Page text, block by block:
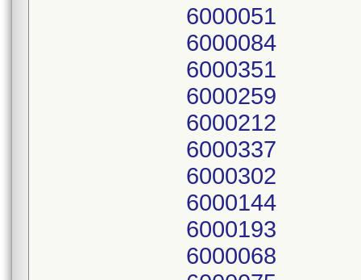
6000051
6000084
6000351
6000259
6000212
6000337
6000302
6000144
6000193
6000068